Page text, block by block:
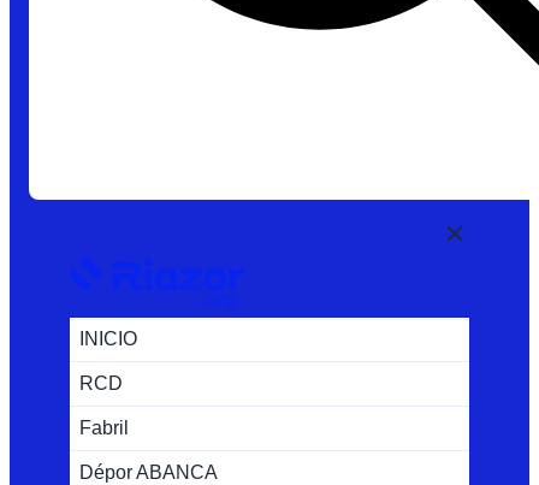
INICIO
RCD
Fabril
Dépor ABANCA